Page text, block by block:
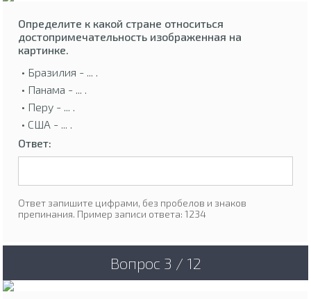
Определите к какой стране относиться
достопримечательность изображенная на
картинке.
• Бразилия - ... .
• Панама - ... .
• Перу - ... .
• США - ... .
Ответ:
Ответ запишите цифрами, без пробелов и знаков
препинания. Пример записи ответа: 1234
Вопрос 3 / 12